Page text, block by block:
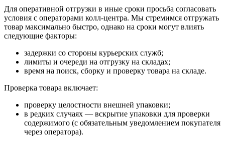
Для оперативной отгрузки в иные сроки просьба согласовать
условия с операторами колл‑центра. Мы стремимся отгружать
товар максимально быстро, однако на сроки могут влиять
следующие факторы:
задержки со стороны курьерских служб;
лимиты и очереди на отгрузку на складах;
время на поиск, сборку и проверку товара на складе.
Проверка товара включает:
проверку целостности внешней упаковки;
в редких случаях — вскрытие упаковки для проверки
содержимого (с обязательным уведомлением покупателя
через оператора).